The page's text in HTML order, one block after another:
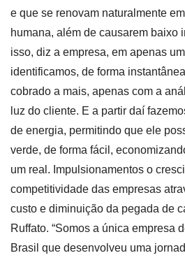
e que se renovam naturalmente
humana, além de causarem baixo
isso, diz a empresa, em apenas
identificamos, de forma
cobrado a mais, apenas com a
luz do cliente. E a partir daí
de energia, permitindo que ele
verde, de forma fácil,
um real. Impulsionamentos o
competitividade das empresas
custo e diminuição da pegada de
Ruffato. “Somos a única empresa
Brasil que desenvolveu uma